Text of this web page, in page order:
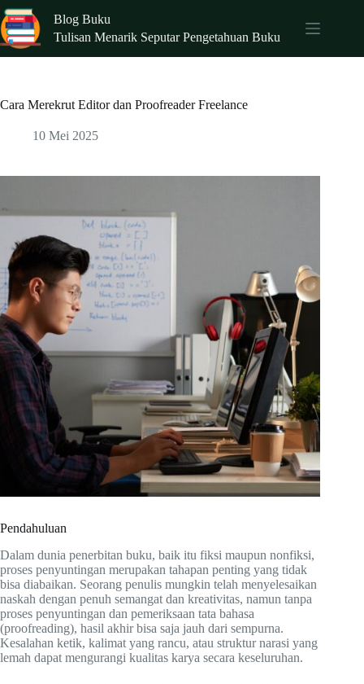
Skip
to
content
Blog Buku
Tulisan Menarik Seputar Pengetahuan Buku
Cara Merekrut Editor dan Proofreader Freelance
10 Mei 2025
Pendahuluan
Dalam dunia penerbitan buku, baik itu fiksi maupun nonfiksi,
proses penyuntingan merupakan tahapan penting yang tidak
bisa diabaikan. Seorang penulis mungkin telah menyelesaikan
naskah dengan penuh semangat dan kreativitas, namun tanpa
proses penyuntingan dan pemeriksaan tata bahasa
(proofreading), hasil akhir bisa saja jauh dari sempurna.
Kesalahan ketik, kalimat yang rancu, atau struktur narasi yang
lemah dapat mengurangi kualitas karya secara keseluruhan.